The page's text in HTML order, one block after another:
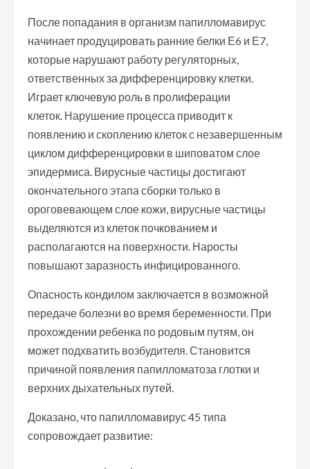
После попадания в организм папилломавирус
начинает продуцировать ранние белки Е6 и Е7,
которые нарушают работу регуляторных,
ответственных за дифференцировку клетки.
Играет ключевую роль в пролиферации
клеток. Нарушение процесса приводит к
появлению и скоплению клеток с незавершенным
циклом дифференцировки в шиповатом слое
эпидермиса. Вирусные частицы достигают
окончательного этапа сборки только в
ороговевающем слое кожи, вирусные частицы
выделяются из клеток почкованием и
располагаются на поверхности. Наросты
повышают заразность инфицированного.
Опасность кондилом заключается в возможной
передаче болезни во время беременности. При
прохождении ребенка по родовым путям, он
может подхватить возбудителя. Становится
причиной появления папилломатоза глотки и
верхних дыхательных путей.
Доказано, что папилломавирус 45 типа
сопровождает развитие: